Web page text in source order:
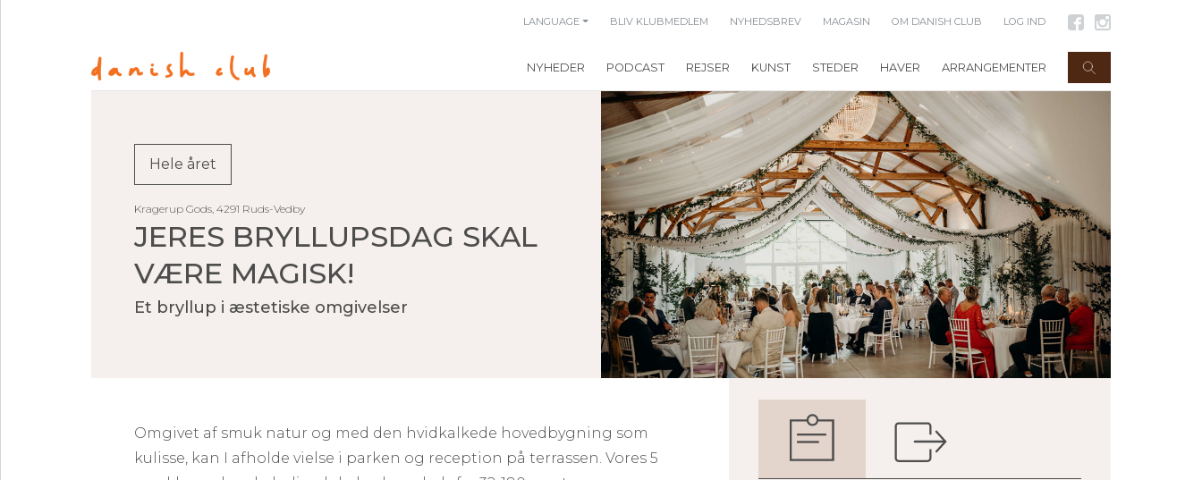
LANGUAGE BLIV KLUBMEDLEM NYHEDSBREV MAGASIN OM DANISH CLUB LOG IND
NYHEDER PODCAST REJSER KUNST STEDER HAVER ARRANGEMENTER
Hele året
Kragerup Gods, 4291 Ruds-Vedby
JERES BRYLLUPSDAG SKAL
VÆRE MAGISK!
Et bryllup i æstetiske omgivelser
Omgivet af smuk natur og med den hvidkalkede hovedbygning som
kulisse, kan I afholde vielse i parken og reception på terrassen. Vores 5